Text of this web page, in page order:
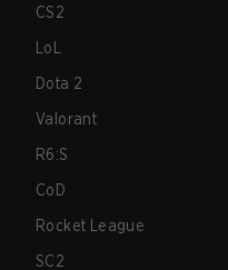
CS2
LoL
Dota 2
Valorant
R6:S
CoD
Rocket League
SC2